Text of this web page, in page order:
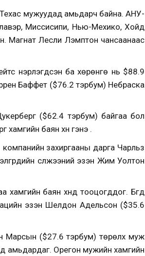
Техас мужуудад амьдарч байна. АНУ-
Миссисипи, Нью-Мехико, Хойд
Магнат Лесли Лэмптон чансаанаас
нэрлэгдсэн ба хөрөнгө нь $88.9
Баффет ($76.2 тэрбум) Небраска
($62.4 тэрбум) байгаа бол
баян хүн гэнэ .
захиргааны дарга Чарльз
сүлжээний эзэн Жим Уолтон
баян хүнд тооцогддог. Бүгд
эзэн Шелдон Адельсон ($35.6
Марсын ($27.6 тэрбум) төрөлх муж
Орегон мужийн хамгийн